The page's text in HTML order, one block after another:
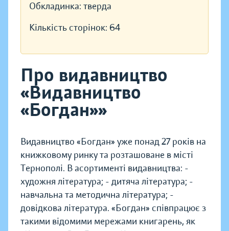
Обкладинка: тверда
Кількість сторінок: 64
Про видавництво
«Видавництво
«Богдан»»
Видавництво «Богдан» уже понад 27 років на
книжковому ринку та розташоване в місті
Тернополі. В асортименті видавництва: -
художня література; - дитяча література; -
навчальна та методична література; -
довідкова література. «Богдан» співпрацює з
такими відомими мережами книгарень, як